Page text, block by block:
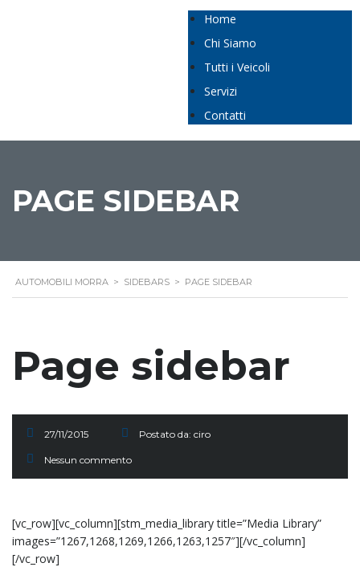
Home
Chi Siamo
Tutti i Veicoli
Servizi
Contatti
PAGE SIDEBAR
AUTOMOBILI MORRA > SIDEBARS > PAGE SIDEBAR
Page sidebar
27/11/2015 Postato da: ciro
Nessun commento
[vc_row][vc_column][stm_media_library title=”Media Library”
images=”1267,1268,1269,1266,1263,1257″][/vc_column]
[/vc_row]